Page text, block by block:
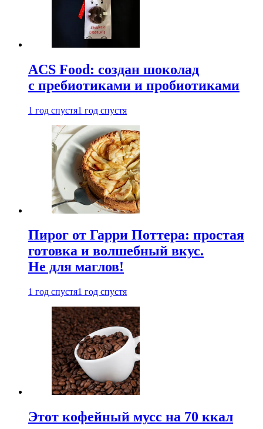
ACS Food: создан шоколад
с пребиотиками и пробиотиками
1 год спустя1 год спустя
Пирог от Гарри Поттера: простая
готовка и волшебный вкус.
Не для маглов!
1 год спустя1 год спустя
Этот кофейный мусс на 70 ккал